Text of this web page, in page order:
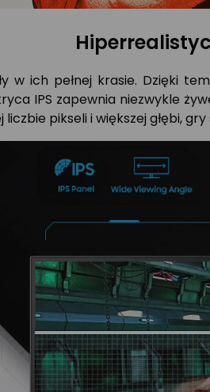
w ich pełnej krasie. Dzięki
IPS zapewnia niezwykle
liczbie pikseli i większej głębi,